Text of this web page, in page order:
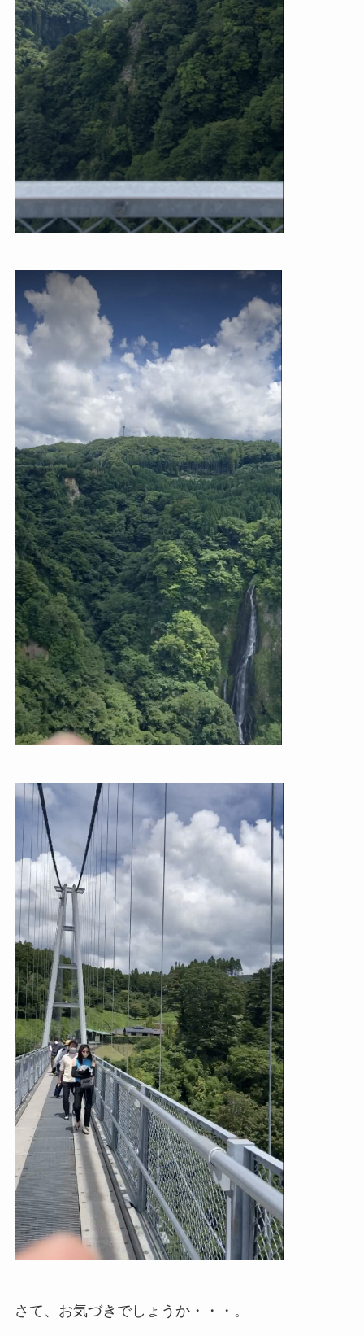
さて、お気づきでしょうか・・・。